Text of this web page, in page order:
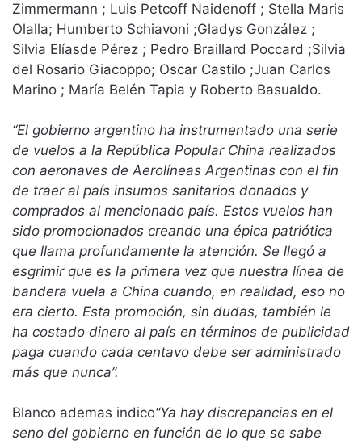
Zimmermann ; Luis Petcoff Naidenoff ; Stella Maris
Olalla; Humberto Schiavoni ;Gladys González ;
Silvia Elíasde Pérez ; Pedro Braillard Poccard ;Silvia
del Rosario Giacoppo; Oscar Castilo ;Juan Carlos
Marino ; María Belén Tapia y Roberto Basualdo.
“El gobierno argentino ha instrumentado una serie
de vuelos a la República Popular China realizados
con aeronaves de Aerolíneas Argentinas con el fin
de traer al país insumos sanitarios donados y
comprados al mencionado país. Estos vuelos han
sido promocionados creando una épica patriótica
que llama profundamente la atención. Se llegó a
esgrimir que es la primera vez que nuestra línea de
bandera vuela a China cuando, en realidad, eso no
era cierto. Esta promoción, sin dudas, también le
ha costado dinero al país en términos de publicidad
paga cuando cada centavo debe ser administrado
más que nunca”.
Blanco ademas indico“Ya hay discrepancias en el
seno del gobierno en función de lo que se sabe